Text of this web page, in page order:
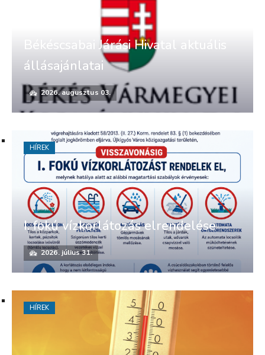
Békéscsabai Járási Hivatal aktuális
állásajánlatai
2026. augusztus 03.
I. fokú vízkorlátozás elrendelése
2026. július 31.
HÍREK
HÍREK